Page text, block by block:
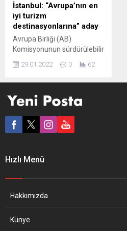
İstanbul: “Avrupa’nın en
iyi turizm
destinasyonlarına” aday
Avrupa Birliği (AB)
Komisyonunun sürdürülebilir
Avrupa’nın en iyi
arasında İstanbul’un yanı
İtalya’nın Roma ve Amalfi
Kıyıları, Yunanistan’ın Atina
Bavyera, Hollanda’nın
İspanya’nın Marbella,
29.01.2022 0 62
Hızlı Menü
Hakkımızda
Künye